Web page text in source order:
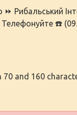
Рибальський
Телефонуйте ☎️
and 160